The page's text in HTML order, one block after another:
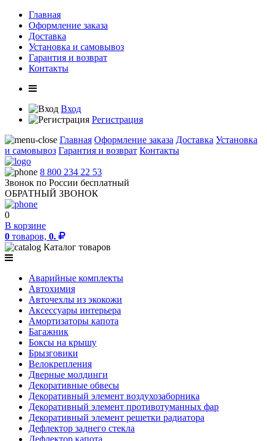
Главная
Оформление заказа
Доставка
Установка и самовывоз
Гарантия и возврат
Контакты
Вход
Регистрация
Главная Оформление заказа Доставка Установка
и самовывоз Гарантия и возврат Контакты
8 800 234 22 53
Звонок по России бесплатный
ОБРАТНЫЙ ЗВОНОК
0
В корзине
0 товаров, 0.
Каталог товаров
Аварийные комплекты
Автохимия
Авточехлы из экокожи
Аксессуары интерьера
Амортизаторы капота
Багажник
Боксы на крышу
Брызговики
Велокрепления
Дверные молдинги
Декоративные обвесы
Декоративный элемент воздухозаборника
Декоративный элемент противотуманных фар
Декоративный элемент решетки радиатора
Дефлектор заднего стекла
Дефлектор капота